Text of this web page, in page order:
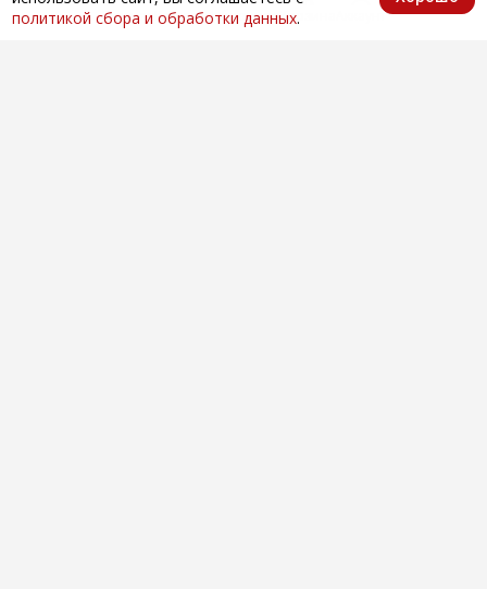
политикой сбора и обработки данных.
Главная КаталогИзбранноеКорзина Аккаунт